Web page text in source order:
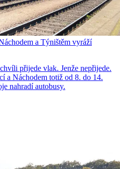
a Týništěm vyráží
přijede vlak. Jenže nepřijede.
a Náchodem totiž od 8. do 14.
nahradí autobusy.